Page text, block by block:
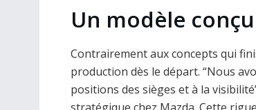
Un modèle
Contrairement aux concepts qui
production dès le départ. “Nous
positions des sièges et à la
stratégique chez Mazda. Cette